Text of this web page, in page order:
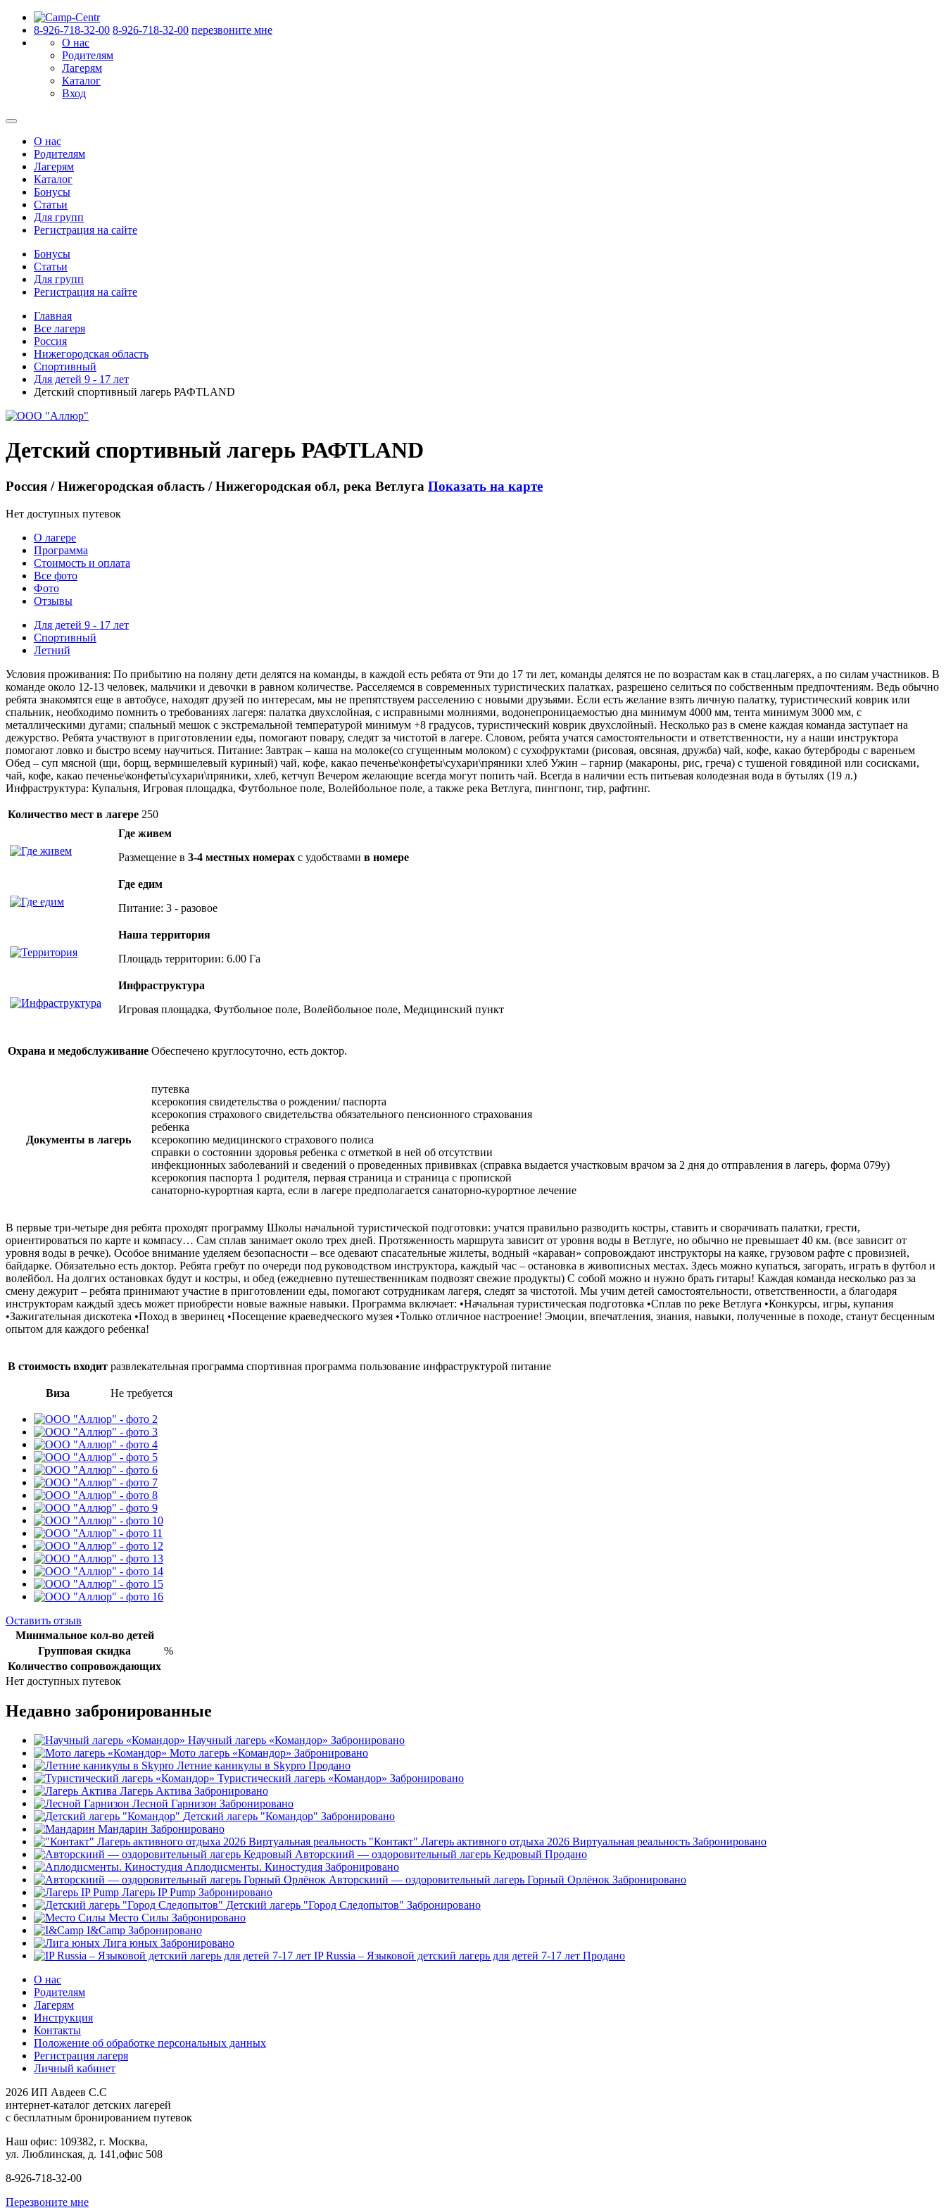
8-926-718-32-00 8-926-718-32-00 перезвоните мне
О нас
Родителям
Лагерям
Каталог
Вход
О нас
Родителям
Лагерям
Каталог
Бонусы
Статьи
Для групп
Регистрация на сайте
Бонусы
Статьи
Для групп
Регистрация на сайте
Главная
Все лагеря
Россия
Нижегородская область
Спортивный
Для детей 9 - 17 лет
Детский спортивный лагерь РАФТLAND
Детский спортивный лагерь РАФТLAND
Россия / Нижегородская область / Нижегородская обл, река Ветлуга Показать на карте
Нет доступных путевок
О лагере
Программа
Стоимость и оплата
Все фото
Фото
Отзывы
Для детей 9 - 17 лет
Спортивный
Летний
Условия проживания: По прибытию на поляну дети делятся на команды, в каждой есть ребята от 9ти до 17 ти лет, команды делятся не по возрастам как в стац.лагерях, а по силам участников. В
команде около 12-13 человек, мальчики и девочки в равном количестве. Расселяемся в современных туристических палатках, разрешено селиться по собственным предпочтениям. Ведь обычно
ребята знакомятся еще в автобусе, находят друзей по интересам, мы не препятствуем расселению с новыми друзьями. Если есть желание взять личную палатку, туристический коврик или
спальник, необходимо помнить о требованиях лагеря: палатка двухслойная, с исправными молниями, водонепроницаемостью дна минимум 4000 мм, тента минимум 3000 мм, с
металлическими дугами; спальный мешок с экстремальной температурой минимум +8 градусов, туристический коврик двухслойный. Несколько раз в смене каждая команда заступает на
дежурство. Ребята участвуют в приготовлении еды, помогают повару, следят за чистотой в лагере. Словом, ребята учатся самостоятельности и ответственности, ну а наши инструктора
помогают ловко и быстро всему научиться. Питание: Завтрак – каша на молоке(со сгущенным молоком) с сухофруктами (рисовая, овсяная, дружба) чай, кофе, какао бутерброды с вареньем
Обед – суп мясной (щи, борщ, вермишелевый куриный) чай, кофе, какао печенье\конфеты\сухари\пряники хлеб Ужин – гарнир (макароны, рис, греча) с тушеной говядиной или сосисками,
чай, кофе, какао печенье\конфеты\сухари\пряники, хлеб, кетчуп Вечером желающие всегда могут попить чай. Всегда в наличии есть питьевая колодезная вода в бутылях (19 л.)
Инфраструктура: Купальня, Игровая площадка, Футбольное поле, Волейбольное поле, а также река Ветлуга, пингпонг, тир, рафтинг.
Количество мест в лагере 250
Где живем
Размещение в 3-4 местных номерах с удобствами в номере
Где едим
Питание: 3 - разовое
Наша территория
Площадь территории: 6.00 Га
Инфраструктура
Игровая площадка, Футбольное поле, Волейбольное поле, Медицинский пункт
Охрана и медобслуживание Обеспечено круглосуточно, есть доктор.
Документы в лагерь
путевка
ксерокопия свидетельства о рождении/ паспорта
ксерокопия страхового свидетельства обязательного пенсионного страхования
ребенка
ксерокопию медицинского страхового полиса
справки о состоянии здоровья ребенка с отметкой в ней об отсутствии
инфекционных заболеваний и сведений о проведенных прививках (справка выдается участковым врачом за 2 дня до отправления в лагерь, форма 079у)
ксерокопия паспорта 1 родителя, первая страница и страница с пропиской
санаторно-курортная карта, если в лагере предполагается санаторно-курортное лечение
В первые три-четыре дня ребята проходят программу Школы начальной туристической подготовки: учатся правильно разводить костры, ставить и сворачивать палатки, грести,
ориентироваться по карте и компасу… Сам сплав занимает около трех дней. Протяженность маршрута зависит от уровня воды в Ветлуге, но обычно не превышает 40 км. (все зависит от
уровня воды в речке). Особое внимание уделяем безопасности – все одевают спасательные жилеты, водный «караван» сопровождают инструкторы на каяке, грузовом рафте с провизией,
байдарке. Обязательно есть доктор. Ребята гребут по очереди под руководством инструктора, каждый час – остановка в живописных местах. Здесь можно купаться, загорать, играть в футбол и
волейбол. На долгих остановках будут и костры, и обед (ежедневно путешественникам подвозят свежие продукты) С собой можно и нужно брать гитары! Каждая команда несколько раз за
смену дежурит – ребята принимают участие в приготовлении еды, помогают сотрудникам лагеря, следят за чистотой. Мы учим детей самостоятельности, ответственности, а благодаря
инструкторам каждый здесь может приобрести новые важные навыки. Программа включает: •Начальная туристическая подготовка •Сплав по реке Ветлуга •Конкурсы, игры, купания
•Зажигательная дискотека •Поход в зверинец •Посещение краеведческого музея •Только отличное настроение! Эмоции, впечатления, знания, навыки, полученные в походе, станут бесценным
опытом для каждого ребенка!
В стоимость входит развлекательная программа спортивная программа пользование инфраструктурой питание
Виза Не требуется
Оставить отзыв
Минимальное кол-во детей
Групповая скидка
%
Количество сопровождающих
Нет доступных путевок
Недавно забронированные
Научный лагерь «Командор» Забронировано
Мото лагерь «Командор» Забронировано
Летние каникулы в Skypro Продано
Туристический лагерь «Командор» Забронировано
Лагерь Актива Забронировано
Лесной Гарнизон Забронировано
Детский лагерь "Командор" Забронировано
Мандарин Забронировано
"Контакт" Лагерь активного отдыха 2026 Виртуальная реальность Забронировано
Авторскиий — оздоровительный лагерь Кедровый Продано
Аплодисменты. Киностудия Забронировано
Авторскиий — оздоровительный лагерь Горный Орлёнок Забронировано
Лагерь IP Pump Забронировано
Детский лагерь "Город Следопытов" Забронировано
Место Силы Забронировано
I&Camp Забронировано
Лига юных Забронировано
IP Russia – Языковой детский лагерь для детей 7-17 лет Продано
О нас
Родителям
Лагерям
Инструкция
Контакты
Положение об обработке персональных данных
Регистрация лагеря
Личный кабинет
2026 ИП Авдеев С.С
интернет-каталог детских лагерей
с бесплатным бронированием путевок
Наш офис: 109382, г. Москва,
ул. Люблинская, д. 141,офис 508
8-926-718-32-00
Перезвоните мне